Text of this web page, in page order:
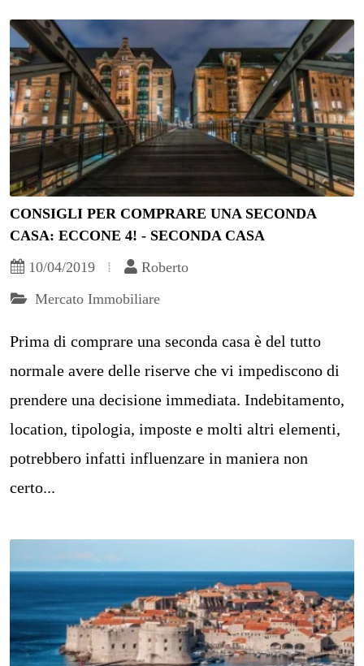
CONSIGLI PER COMPRARE UNA SECONDA
CASA: ECCONE 4! - SECONDA CASA
10/04/2019
Roberto
Mercato Immobiliare
Prima di comprare una seconda casa è del tutto
normale avere delle riserve che vi impediscono di
prendere una decisione immediata. Indebitamento,
location, tipologia, imposte e molti altri elementi,
potrebbero infatti influenzare in maniera non
certo...